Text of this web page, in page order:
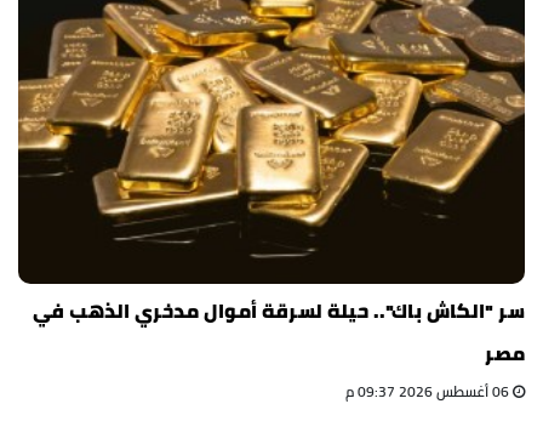
سر "الكاش باك".. حيلة لسرقة أموال مدخري الذهب في
مصر